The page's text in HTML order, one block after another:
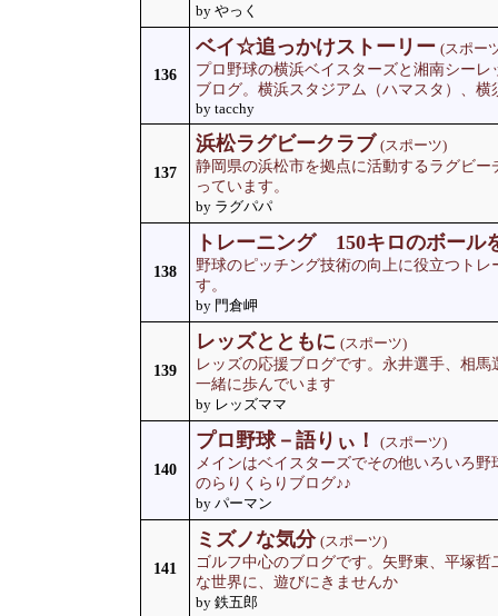
by やっく
136
ベイ☆追っかけストーリー (スポー
プロ野球の横浜ベイスターズと湘南シー
ブログ。横浜スタジアム（ハマスタ）、横
by tacchy
137
浜松ラグビークラブ (スポーツ)
静岡県の浜松市を拠点に活動するラグビ
っています。
by ラグパパ
138
トレーニング 150キロのボール
野球のピッチング技術の向上に役立つト
す。
by 門倉岬
139
レッズとともに (スポーツ)
レッズの応援ブログです。永井選手、相
一緒に歩んでいます
by レッズママ
140
プロ野球－語りぃ！
(スポーツ)
メインはベイスターズでその他いろいろ
のらりくらりブログ♪♪
by パーマン
141
ミズノな気分 (スポーツ)
ゴルフ中心のブログです。矢野東、平塚
な世界に、遊びにきませんか
by 鉄五郎